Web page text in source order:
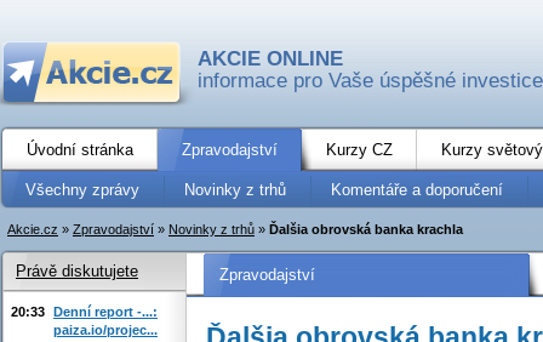
AKCIE ONLINE
informace pro Vaše úspěšné investice
Úvodní stránka Zpravodajství Kurzy CZ Kurzy
Všechny zprávy Novinky z trhů Komentáře a doporučení
Akcie.cz » Zpravodajství » Novinky z trhů » Ďalšia obrovská banka krachla
Zpravodajství
Právě diskutujete
20:33 Denní report -...:
paiza.io/projec...